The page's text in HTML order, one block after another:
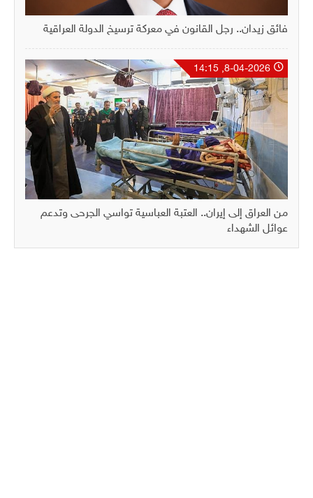
فائق زيدان.. رجل القانون في معركة ترسيخ الدولة العراقية
من العراق إلى إيران.. العتبة العباسية تواسي الجرحى وتدعم
عوائل الشهداء